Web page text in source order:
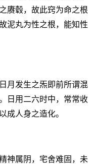
赓毂，故此窍为命之根
泥丸为性之根，能知性
月发生之炁即前所谓混
日用二六时中，常常收
成人身之造化。
神属阴，宅舍难固，未